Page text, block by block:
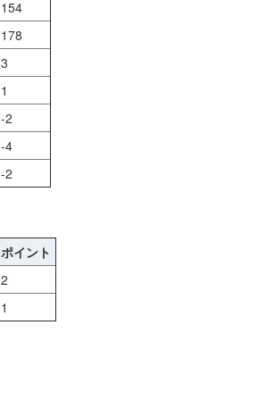
154
178
3
1
-2
-4
-2
ポイント
2
1